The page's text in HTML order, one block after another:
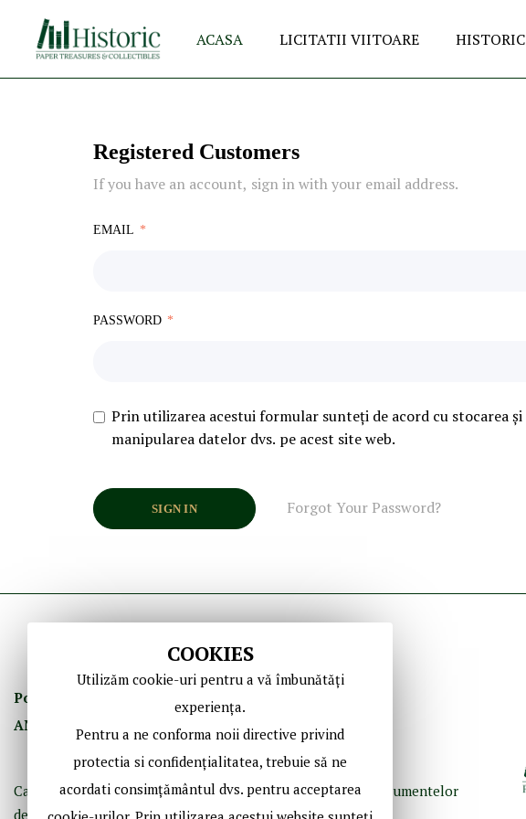
ACASA LICITATII VIITOARE HISTORIC
Registered Customers
If you have an account, sign in with your email address.
EMAIL
PASSWORD
Prin utilizarea acestui formular sunteți de acord cu stocarea și
manipularea datelor dvs. pe acest site web.
SIGN IN Forgot Your Password?
COOKIES
Utilizăm cookie-uri pentru a vă îmbunătăți
experiența.
Pentru a ne conforma noii directive privind
protectia si confidențialitatea, trebuie să ne
acordati consimțământul dvs. pentru acceptarea
Politica de Confidenţ
ANPC
Contact
Casă de licitaţii dedicată bibliofiliei, fotografiei istorice şi documentelor
de epocă.